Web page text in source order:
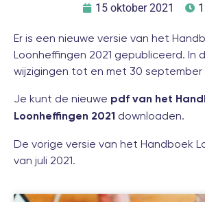
15 oktober 2021
Er is een nieuwe versie van het
Loonheffingen 2021 gepubliceerd. In
wijzigingen tot en met 30 september
Je kunt de nieuwe pdf van het
Loonheffingen 2021 downloaden.
De vorige versie van het Handboek
van juli 2021.